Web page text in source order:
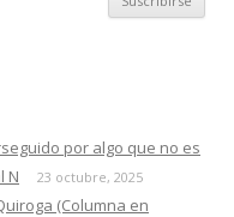
por algo que no es
N
23 octubre, 2025
(Columna en